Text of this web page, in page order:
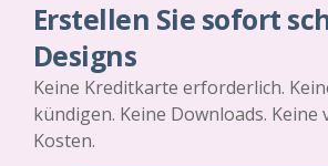
Erstellen Sie sofort
Designs
Keine Kreditkarte erforderlich.
kündigen. Keine Downloads. Keine
Kosten.